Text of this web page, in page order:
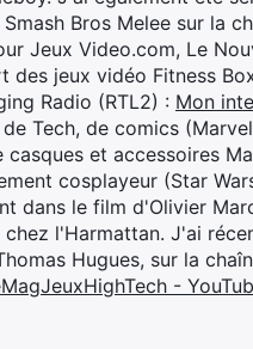
Bros Melee sur la
Jeux Video.com, Le
des jeux vidéo Fitness
Radio (RTL2) : Mon
Tech, de comics
et accessoires
cosplayeur (Star
dans le film d'Olivier
l'Harmattan. J'ai
Hugues, sur la
-